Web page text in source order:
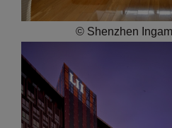
© Shenzhen